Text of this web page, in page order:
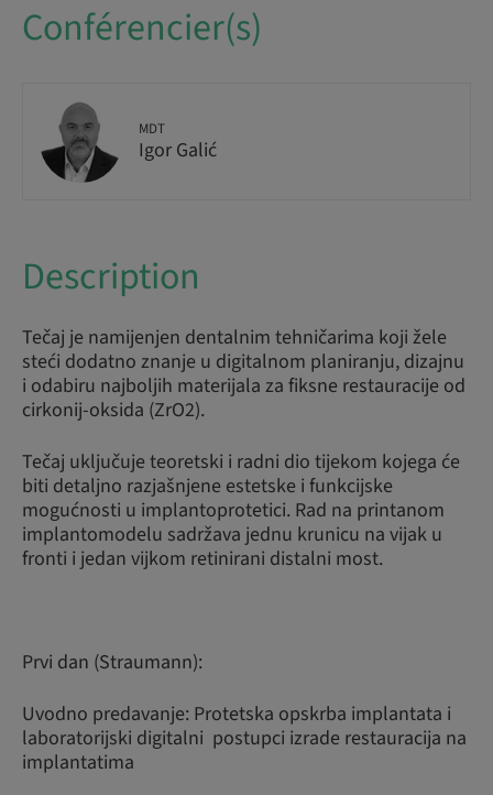
Conférencier(s)
MDT
Igor Galić
Description
Tečaj je namijenjen dentalnim tehničarima koji žele
steći dodatno znanje u digitalnom planiranju, dizajnu
i odabiru najboljih materijala za fiksne restauracije od
cirkonij-oksida (ZrO2).
Tečaj uključuje teoretski i radni dio tijekom kojega će
biti detaljno razjašnjene estetske i funkcijske
mogućnosti u implantoprotetici. Rad na printanom
implantomodelu sadržava jednu krunicu na vijak u
fronti i jedan vijkom retinirani distalni most.
Prvi dan (Straumann):
Uvodno predavanje: Protetska opskrba implantata i
laboratorijski digitalni postupci izrade restauracija na
implantatima